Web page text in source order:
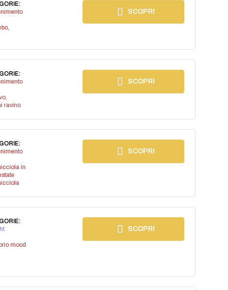
,
SCOPRI
,
ravino
SCOPRI
in
SCOPRI
mood
SCOPRI